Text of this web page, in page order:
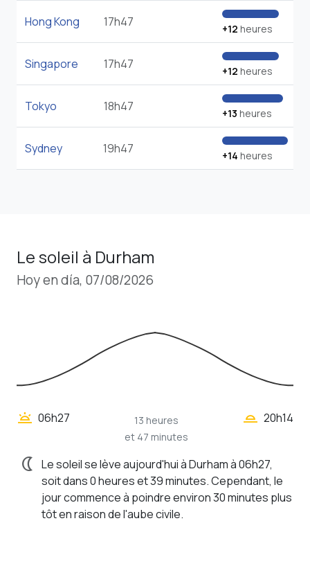
Hong Kong 17h47 +12 heures
Singapore 17h47 +12 heures
Tokyo 18h47 +13 heures
Sydney 19h47 +14 heures
Le soleil à Durham
Hoy en día, 07/08/2026
wb_twilight 06h27
13 heures
et 47 minutes
wb_twilight_2 20h14
nightlight Le soleil se lève aujourd'hui à Durham à 06h27,
soit dans 0 heures et 39 minutes. Cependant, le
jour commence à poindre environ 30 minutes plus
tôt en raison de l'aube civile.